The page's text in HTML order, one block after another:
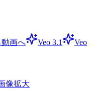
画へ Veo 3.1
Veo
像拡大